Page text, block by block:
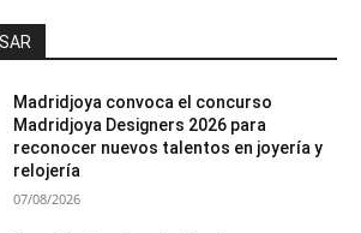
Madridjoya convoca el concurso
Madridjoya Designers 2026 para
reconocer nuevos talentos en joyería y
relojería
07/08/2026